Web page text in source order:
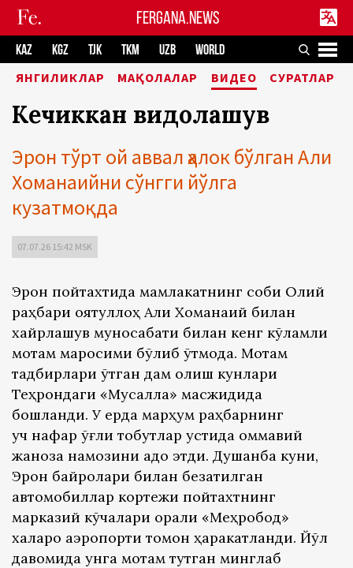
FERGANA.NEWS
KAZ KGZ TJK TKM UZB WORLD
ЯНГИЛИКЛАР МАҚОЛАЛАР ВИДЕО СУРАТЛАР
Кечиккан видолашув
Эрон тўрт ой аввал ҳалок бўлган Али
Хоманаийни сўнгги йўлга
кузатмоқда
07.07.26 15:42 MSK
Эрон пойтахтида мамлакатнинг собиқ Олий
раҳбари оятуллоҳ Али Хоманаий билан
хайрлашув муносабати билан кенг кўламли
мотам маросими бўлиб ўтмоқда. Мотам
тадбирлари ўтган дам олиш кунлари
Теҳрондаги «Мусалла» масжидида
бошланди. У ерда марҳум раҳбарнинг
уч нафар ўғли тобутлар устида оммавий
жаноза намозини адо этди. Душанба куни,
Эрон байроқлари билан безатилган
автомобиллар кортежи пойтахтнинг
марказий кўчалари орқали «Меҳробод»
халқаро аэропорти томон ҳаракатланди. Йўл
давомида унга мотам тутган минглаб